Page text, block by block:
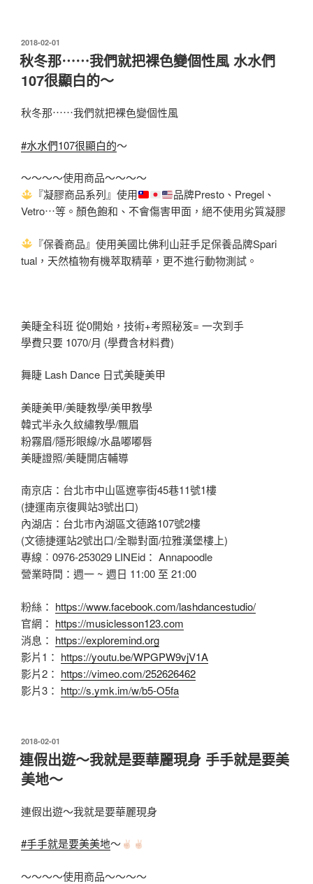
發
佈
於
2018-02-01
秋冬那⋯⋯我們就把裸色變個性風 水水們
107很顯白的～
秋冬那⋯⋯我們就把裸色變個性風
#水水們107很顯白的～
～～～～使用商品～～～～
『凝膠商品系列』使用
品牌Presto、Pregel、
Vetro⋯等。顏色飽和、不會傷害甲面，絕不使用劣質凝膠
『保養商品』使用美國比佛利山莊手足保養品牌Spari
tual，天然植物有機萃取精華，更不進行動物測試。
美睫全科班 從0開始，技術+考照秘笈= 一次到手
學費只要 1070/月 (學費含材料費)
舞睫 Lash Dance 日式美睫美甲
美睫美甲/美睫教學/美甲教學
韓式半永久紋繡教學/飄眉
粉霧眉/隱形眼線/水晶嘟嘟唇
美睫證照/美睫開店輔導
南京店：台北市中山區遼寧街45巷11號1樓
(捷運南京復興站3號出口)
內湖店：台北市內湖區文德路107號2樓
(文德捷運站2號出口/全聯對面/拉雅漢堡樓上)
專線︰0976-253029 LINEid： Annapoodle
營業時間：週一 ~ 週日 11:00 至 21:00
粉絲： https://www.facebook.com/lashdancestudio/
官網： https://musiclesson123.com
消息： https://exploremind.org
影片1： https://youtu.be/WPGPW9vjV1A
影片2： https://vimeo.com/252626462
影片3： http://s.ymk.im/w/b5-O5fa
發
佈
於
2018-02-01
連假出遊～我就是要華麗現身 手手就是要美
美地～
連假出遊～我就是要華麗現身
#手手就是要美美地～
～～～～使用商品～～～～